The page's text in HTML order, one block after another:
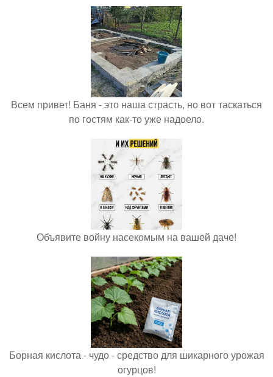
Всем привет! Баня - это наша страсть, но вот таскаться
по гостям как-то уже надоело.
Объявите войну насекомым на вашей даче!
Борная кислота - чудо - средство для шикарного урожая
огурцов!